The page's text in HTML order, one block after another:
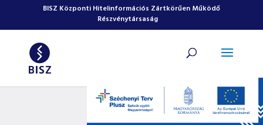
Ugrás a tartalomhoz
BISZ Központi Hitelinformációs Zártkörűen Működő
Részvénytársaság